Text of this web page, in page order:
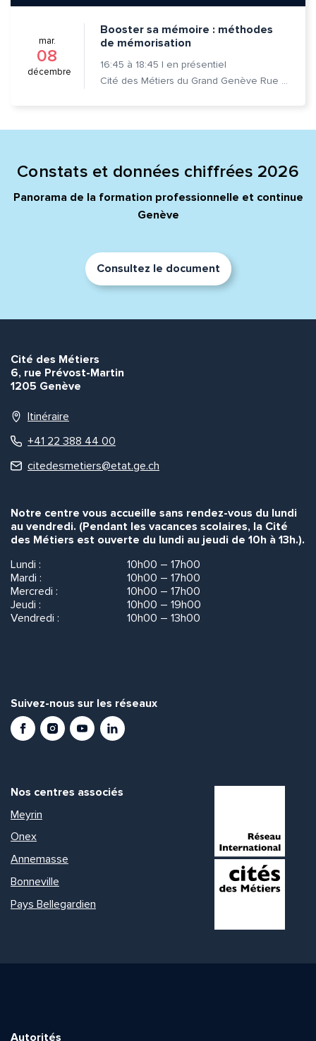
mar.
08
décembre
Booster sa mémoire : méthodes
de mémorisation
16:45 à 18:45 | en présentiel
Cité des Métiers du Grand Genève Rue Prévost-Martin 6 1205 Genève
Constats et données chiffrées 2026
Panorama de la formation professionnelle et continue
Genève
Consultez le document
Cité des Métiers
6, rue Prévost-Martin
1205 Genève
Itinéraire
+41 22 388 44 00
citedesmetiers@etat.ge.ch
Notre centre vous accueille sans rendez-vous du lundi
au vendredi. (Pendant les vacances scolaires, la Cité
des Métiers est ouverte du lundi au jeudi de 10h à 13h.).
Lundi :
10h00 – 17h00
Mardi :
10h00 – 17h00
Mercredi :
10h00 – 17h00
Jeudi :
10h00 – 19h00
Vendredi :
10h00 – 13h00
Suivez-nous sur les réseaux
FacebookInstagramYoutubeLinkedIn
Nos centres associés
Meyrin
Onex
Annemasse
Bonneville
Pays Bellegardien
Autorités
Adresse e-mail*
Message*
Envoyer
Commentaire*
Envoyer